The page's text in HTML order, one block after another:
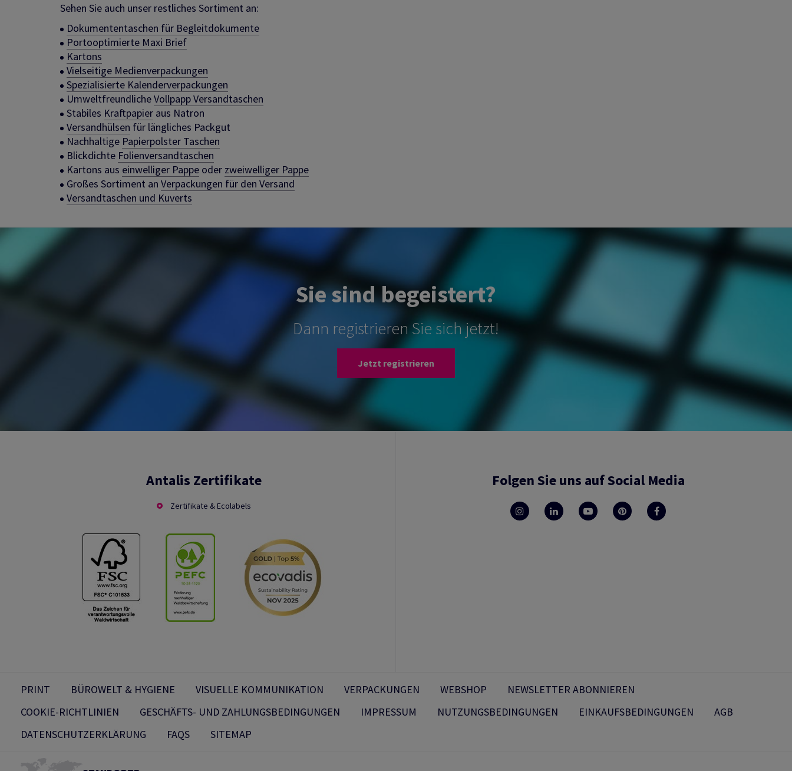
Sehen Sie auch unser restliches Sortiment an:
Dokumententaschen für Begleitdokumente
Portooptimierte Maxi Brief
Kartons
Vielseitige Medienverpackungen
Spezialisierte Kalenderverpackungen
UmweltfreundlicheVollpapp Versandtaschen
Stabiles Kraftpapier aus Natron
Versandhülsen für längliches Packgut
Nachhaltige Papierpolster Taschen
Blickdichte Folienversandtaschen
Kartons aus einwelliger Pappe oder zweiwelliger Pappe
Großes Sortiment an Verpackungen für den Versand
Versandtaschen und Kuverts
Sie sind begeistert?
Dann registrieren Sie sich jetzt!
Jetzt registrieren
Antalis Zertifikate
Zertifikate & Ecolabels
Folgen Sie uns auf Social Media
PRINT BÜROWELT & HYGIENE VISUELLE KOMMUNIKATION VERPACKUNGEN WEBSHOP
NEWSLETTER ABONNIEREN
COOKIE-RICHTLINIEN
GESCHÄFTS- UND ZAHLUNGSBEDINGUNGEN IMPRESSUM NUTZUNGSBEDINGUNGEN EINKAUFSBEDINGUNGEN
AGB
DATENSCHUTZERKLÄRUNG
FAQS SITEMAP